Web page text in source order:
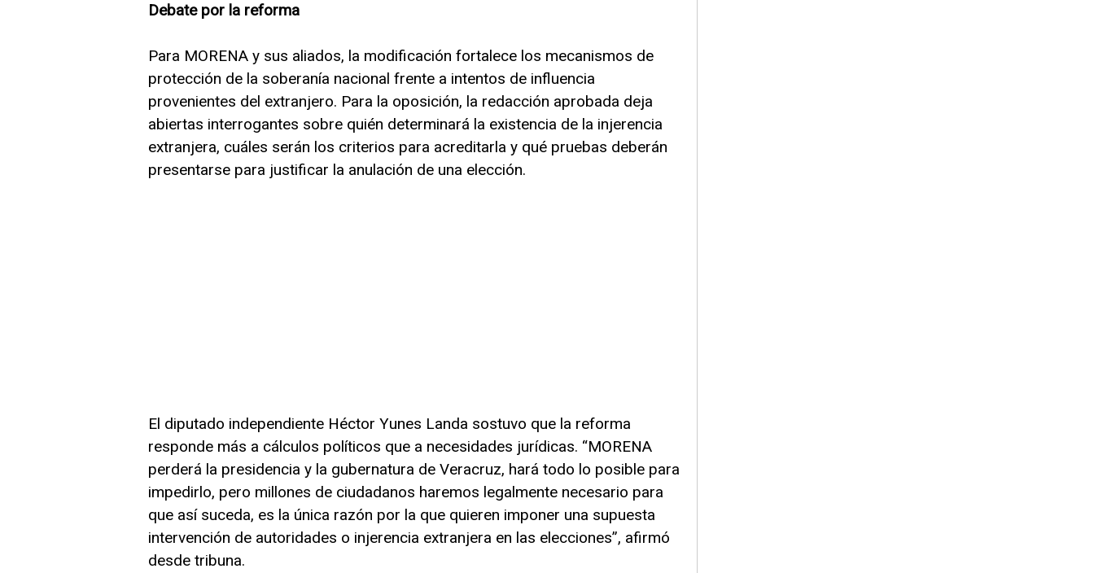
Debate por la reforma
Para MORENA y sus aliados, la modificación fortalece los mecanismos de
protección de la soberanía nacional frente a intentos de influencia
provenientes del extranjero. Para la oposición, la redacción aprobada deja
abiertas interrogantes sobre quién determinará la existencia de la injerencia
extranjera, cuáles serán los criterios para acreditarla y qué pruebas deberán
presentarse para justificar la anulación de una elección.
El diputado independiente Héctor Yunes Landa sostuvo que la reforma
responde más a cálculos políticos que a necesidades jurídicas. “MORENA
perderá la presidencia y la gubernatura de Veracruz, hará todo lo posible para
impedirlo, pero millones de ciudadanos haremos legalmente necesario para
que así suceda, es la única razón por la que quieren imponer una supuesta
intervención de autoridades o injerencia extranjera en las elecciones”, afirmó
desde tribuna.